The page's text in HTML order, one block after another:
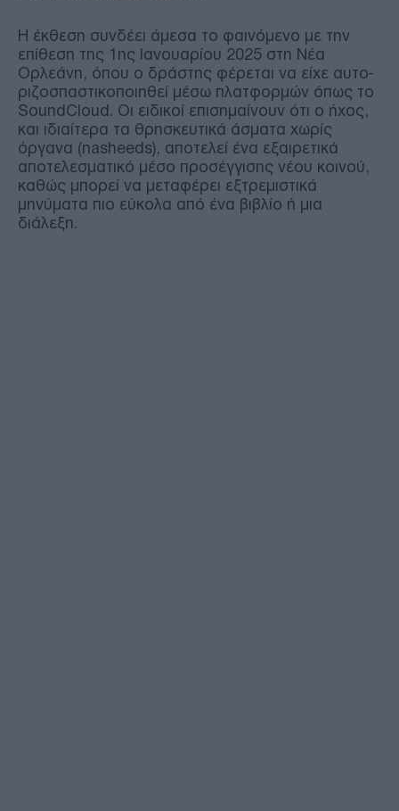
Η έκθεση συνδέει άμεσα το φαινόμενο με την
επίθεση της 1ης Ιανουαρίου 2025 στη Νέα
Ορλεάνη, όπου ο δράστης φέρεται να είχε αυτο-
ριζοσπαστικοποιηθεί μέσω πλατφορμών όπως το
SoundCloud. Οι ειδικοί επισημαίνουν ότι ο ήχος,
και ιδιαίτερα τα θρησκευτικά άσματα χωρίς
όργανα (nasheeds), αποτελεί ένα εξαιρετικά
αποτελεσματικό μέσο προσέγγισης νέου κοινού,
καθώς μπορεί να μεταφέρει εξτρεμιστικά
μηνύματα πιο εύκολα από ένα βιβλίο ή μια
διάλεξη.